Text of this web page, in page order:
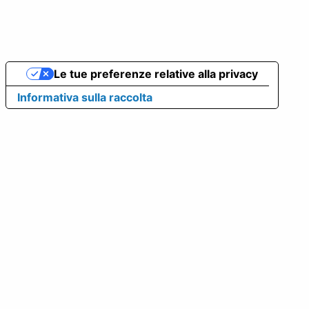
Informativa sulla raccolta
Le tue preferenze relative alla privacy